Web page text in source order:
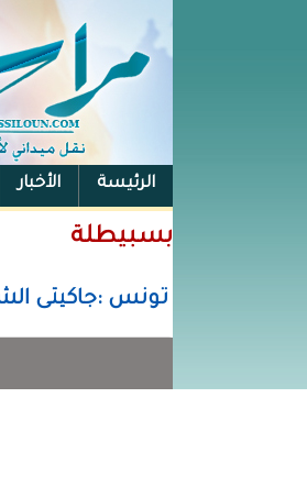
الرئيسة الأخبار
بسبيطلة
تونس :جاكيتى